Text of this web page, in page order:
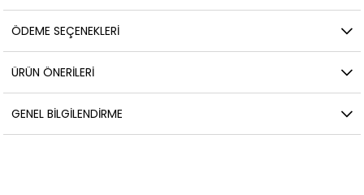
ÖDEME SEÇENEKLERI
ÜRÜN ÖNERILERI
GENEL BILGILENDIRME